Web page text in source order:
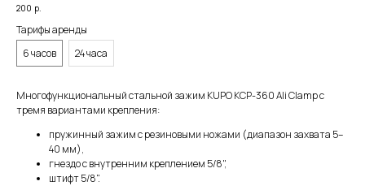
200 р.
Тарифы аренды
6 часов
24 часа
Многофункциональный стальной зажим KUPO KCP-360 Ali Clamp с
тремя вариантами крепления:
пружинный зажим с резиновыми ножами (диапазон захвата 5–
40 мм),
гнездо с внутренним креплением 5/8",
штифт 5/8".